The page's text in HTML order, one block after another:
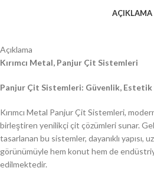
AÇIKLAMA
Açıklama
Kırımcı Metal, Panjur Çit Sistemleri
Panjur Çit Sistemleri: Güvenlik, Estetik
Kırımcı Metal Panjur Çit Sistemleri,
birleştiren yenilikçi çit çözümleri sunar.
tasarlanan bu sistemler, dayanıklı yapısı,
görünümüyle hem konut hem de
edilmektedir.